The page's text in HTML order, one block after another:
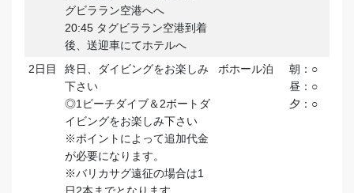
グビララン空港へへ
20:45 タグビララン空港到着
後、送迎車にてホテルへ
2日目
終日、ダイビングをお楽しみ
下さい
◎1ビーチダイブ＆2ボートダ
イビングをお楽しみ下さい
※ポイントによって追加代金
が必要になります。
※バリカサグ遠征の場合は1
日2本までとなります。
ボホール泊
朝：○
昼：○
夕：○